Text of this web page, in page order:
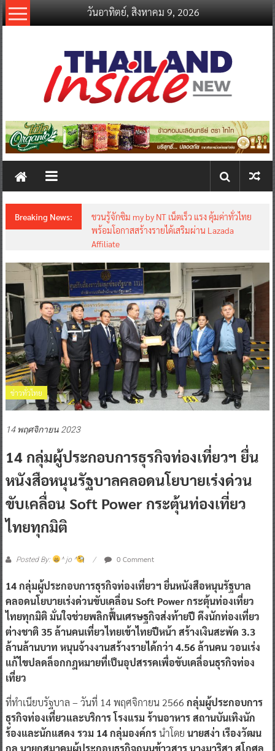
Skip
to
วันอาทิตย์, สิงหาคม 9, 2026
thailandinsidenew.com
Thailand
New
Breaking News:
ชวนรู้จักซิม my by NT เน็ตเร็ว แรง คุ้มค่าทั่วไทย
พร้อมโอกาสสร้างรายได้เสริมผ่าน Lazada
Affiliate
ข่าวทั่วไทย
14 พฤศจิกายน 2023
14 กลุ่มผู้ประกอบการธุรกิจท่องเที่ยวฯ ยื่น
หนังสือหนุนรัฐบาลคลอดนโยบายเร่งด่วน
ขับเคลื่อน Soft Power กระตุ้นท่องเที่ยว
ไทยทุกมิติ
Posted By: ^ jo ^ 0 Comment
14 กลุ่มผู้ประกอบการธุรกิจท่องเที่ยวฯยื่นหนังสือหนุนรัฐบาล
คลอดนโยบายเร่งด่วนขับเคลื่อน Soft Power กระตุ้นท่องเที่ยว
ไทยทุกมิติ มั่นใจช่วยพลิกฟื้นเศรษฐกิจส่งท้ายปี ดึงนักท่องเที่ยว
ต่างชาติ 35 ล้านคนเที่ยวไทยเข้าไทยปีหน้า สร้างเงินสะพัด 3.3
ล้านล้านบาท หนุนจ้างงานสร้างรายได้กว่า 4.56 ล้านคน วอนเร่ง
แก้ไขปลดล็อกกฎหมายที่เป็นอุปสรรคเพื่อขับเคลื่อนธุรกิจท่อง
เที่ยว
ที่ทำเนียบรัฐบาล – วันที่ 14 พฤศจิกายน 2566 กลุ่มผู้ประกอบการ
ธุรกิจท่องเที่ยวและบริการ โรงแรม ร้านอาหาร สถานบันเทิงนัก
ร้องและนักแสดง รวม 14 กลุ่มองค์กรนำโดย นายสง่า เรืองวัฒน
กุล นายกสมาคมผู้ประกอบธุรกิจถนนข้าวสาร นางมาริสา สุโกศล